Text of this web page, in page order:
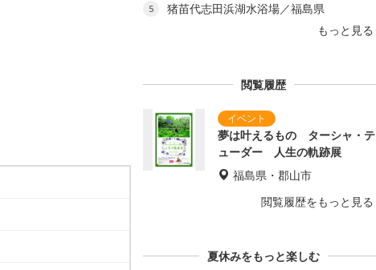
5
猪苗代志田浜湖水浴場／福島県
もっと見る
閲覧履歴
夢は叶えるもの ターシャ・テ
ューダー 人生の軌跡展
福島県・郡山市
閲覧履歴をもっと見る
夏休みをもっと楽しむ